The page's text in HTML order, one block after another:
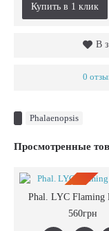
Купить в 1 клик
В
0
Phalaenopsis
Просмотренные
ПРЕДЗАКАЗ
Phal. LYC Flaming
560грн